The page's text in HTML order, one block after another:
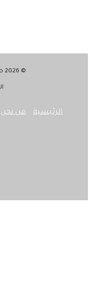
الرئيسية من نحن